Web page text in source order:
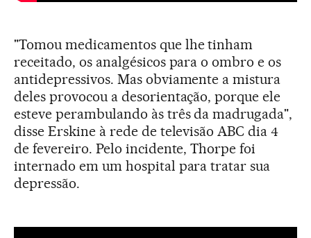
"Tomou medicamentos que lhe tinham
receitado, os analgésicos para o ombro e os
antidepressivos. Mas obviamente a mistura
deles provocou a desorientação, porque ele
esteve perambulando às três da madrugada",
disse Erskine à rede de televisão ABC dia 4
de fevereiro. Pelo incidente, Thorpe foi
internado em um hospital para tratar sua
depressão.